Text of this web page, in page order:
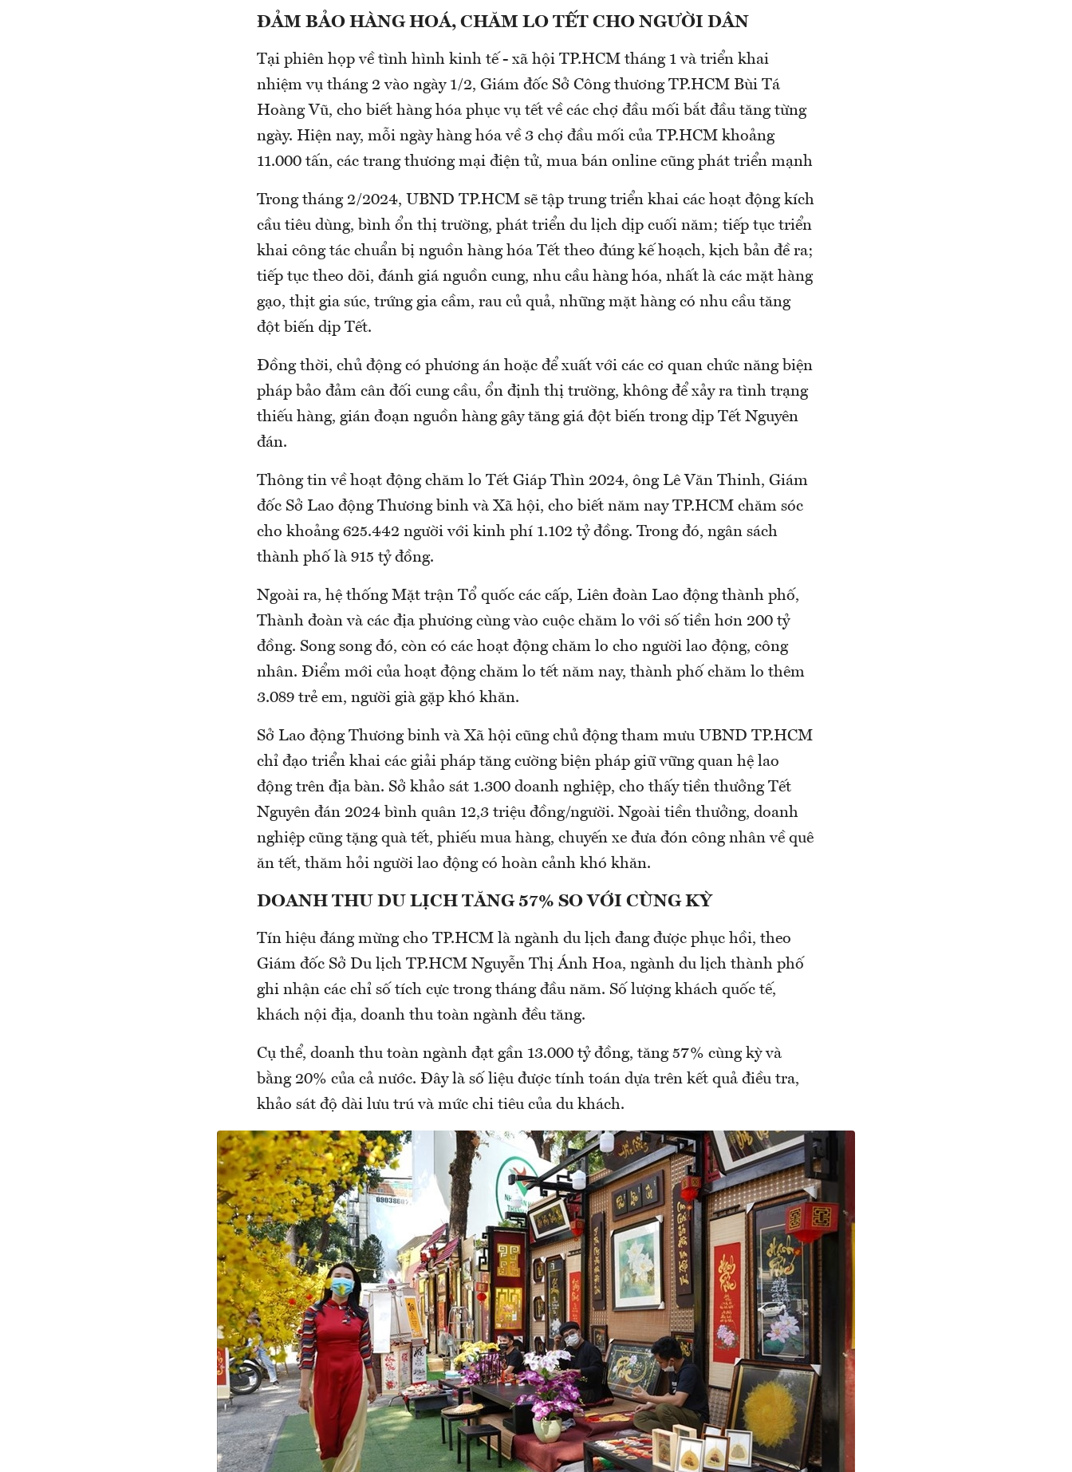
ĐẢM BẢO HÀNG HOÁ, CHĂM LO TẾT CHO NGƯỜI DÂN
Tại phiên họp về tình hình kinh tế - xã hội TP.HCM tháng 1 và triển khai
nhiệm vụ tháng 2 vào ngày 1/2, Giám đốc Sở Công thương TP.HCM Bùi Tá
Hoàng Vũ, cho biết hàng hóa phục vụ tết về các chợ đầu mối bắt đầu tăng từng
ngày. Hiện nay, mỗi ngày hàng hóa về 3 chợ đầu mối của TP.HCM khoảng
11.000 tấn, các trang thương mại điện tử, mua bán online cũng phát triển mạnh
Trong tháng 2/2024, UBND TP.HCM sẽ tập trung triển khai các hoạt động kích
cầu tiêu dùng, bình ổn thị trường, phát triển du lịch dịp cuối năm; tiếp tục triển
khai công tác chuẩn bị nguồn hàng hóa Tết theo đúng kế hoạch, kịch bản đề ra;
tiếp tục theo dõi, đánh giá nguồn cung, nhu cầu hàng hóa, nhất là các mặt hàng
gạo, thịt gia súc, trứng gia cầm, rau củ quả, những mặt hàng có nhu cầu tăng
đột biến dịp Tết.
Đồng thời, chủ động có phương án hoặc để xuất với các cơ quan chức năng biện
pháp bảo đảm cân đối cung cầu, ổn định thị trường, không để xảy ra tình trạng
thiếu hàng, gián đoạn nguồn hàng gây tăng giá đột biến trong dịp Tết Nguyên
đán.
Thông tin về hoạt động chăm lo Tết Giáp Thìn 2024, ông Lê Văn Thinh, Giám
đốc Sở Lao động Thương binh và Xã hội, cho biết năm nay TP.HCM chăm sóc
cho khoảng 625.442 người với kinh phí 1.102 tỷ đồng. Trong đó, ngân sách
thành phố là 915 tỷ đồng.
Ngoài ra, hệ thống Mặt trận Tổ quốc các cấp, Liên đoàn Lao động thành phố,
Thành đoàn và các địa phương cùng vào cuộc chăm lo với số tiền hơn 200 tỷ
đồng. Song song đó, còn có các hoạt động chăm lo cho người lao động, công
nhân. Điểm mới của hoạt động chăm lo tết năm nay, thành phố chăm lo thêm
3.089 trẻ em, người già gặp khó khăn.
Sở Lao động Thương binh và Xã hội cũng chủ động tham mưu UBND TP.HCM
chỉ đạo triển khai các giải pháp tăng cường biện pháp giữ vững quan hệ lao
động trên địa bàn. Sở khảo sát 1.300 doanh nghiệp, cho thấy tiền thưởng Tết
Nguyên đán 2024 bình quân 12,3 triệu đồng/người. Ngoài tiền thưởng, doanh
nghiệp cũng tặng quà tết, phiếu mua hàng, chuyến xe đưa đón công nhân về quê
ăn tết, thăm hỏi người lao động có hoàn cảnh khó khăn.
DOANH THU DU LỊCH TĂNG 57% SO VỚI CÙNG KỲ
Tín hiệu đáng mừng cho TP.HCM là ngành du lịch đang được phục hồi, theo
Giám đốc Sở Du lịch TP.HCM Nguyễn Thị Ánh Hoa, ngành du lịch thành phố
ghi nhận các chỉ số tích cực trong tháng đầu năm. Số lượng khách quốc tế,
khách nội địa, doanh thu toàn ngành đều tăng.
Cụ thể, doanh thu toàn ngành đạt gần 13.000 tỷ đồng, tăng 57% cùng kỳ và
bằng 20% của cả nước. Đây là số liệu được tính toán dựa trên kết quả điều tra,
khảo sát độ dài lưu trú và mức chi tiêu của du khách.